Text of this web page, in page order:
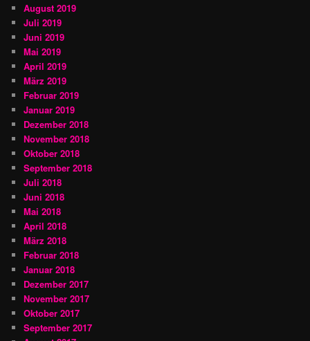
August 2019
Juli 2019
Juni 2019
Mai 2019
April 2019
März 2019
Februar 2019
Januar 2019
Dezember 2018
November 2018
Oktober 2018
September 2018
Juli 2018
Juni 2018
Mai 2018
April 2018
März 2018
Februar 2018
Januar 2018
Dezember 2017
November 2017
Oktober 2017
September 2017